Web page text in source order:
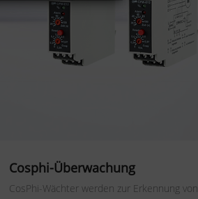
Cosphi-Überwachung
CosPhi-Wächter werden zur Erkennung von